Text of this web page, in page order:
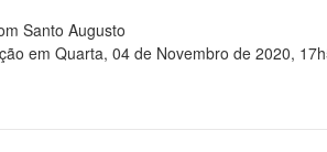
Santo Augusto
em Quarta, 04 de Novembro de 2020,